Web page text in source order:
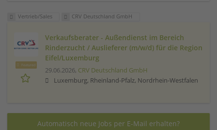
Vertrieb/Sales CRV Deutschland GmbH
Featured
Verkaufsberater - Außendienst im Bereich
Rinderzucht / Auslieferer (m/w/d) für die Region
Eifel/Luxemburg
29.06.2026, CRV Deutschland GmbH
Luxemburg, Rheinland-Pfalz, Nordrhein-Westfalen
Automatisch neue Jobs per E-Mail erhalten?